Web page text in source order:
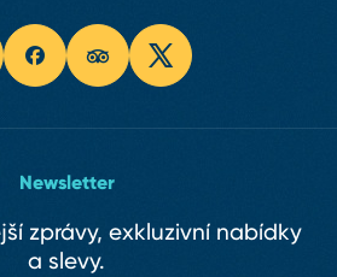
Newsletter
zprávy, exkluzivní nabídky
a slevy.